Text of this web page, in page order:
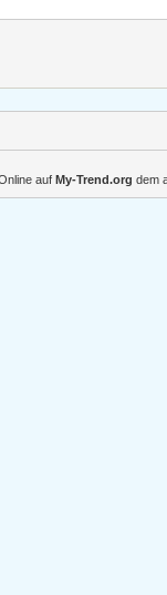
auf My-Trend.org dem